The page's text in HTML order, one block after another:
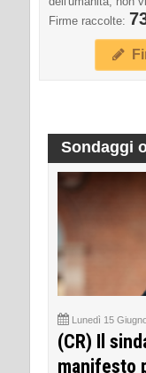
Firme raccolte:
Sondaggi
Lunedì 15
(CR) Il
manifesto